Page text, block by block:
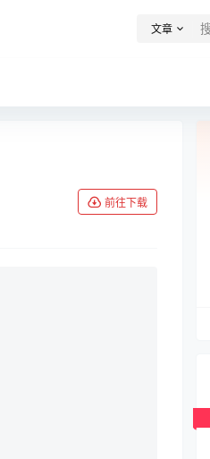
文章
前往下载